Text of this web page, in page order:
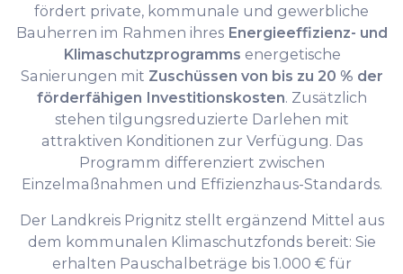
fördert private, kommunale und gewerbliche
Bauherren im Rahmen ihres Energieeffizienz- und
Klimaschutzprogramms energetische
Sanierungen mit Zuschüssen von bis zu 20 % der
förderfähigen Investitionskosten. Zusätzlich
stehen tilgungsreduzierte Darlehen mit
attraktiven Konditionen zur Verfügung. Das
Programm differenziert zwischen
Einzelmaßnahmen und Effizienzhaus-Standards.
Der Landkreis Prignitz stellt ergänzend Mittel aus
dem kommunalen Klimaschutzfonds bereit: Sie
erhalten Pauschalbeträge bis 1.000 € für